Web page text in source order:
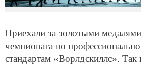
Приехали за золотыми
чемпионата по
стандартам «Ворлдскиллс».